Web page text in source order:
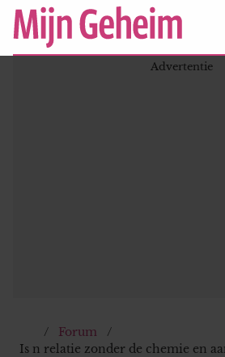
Forum
Is n relatie zonder de chemie en